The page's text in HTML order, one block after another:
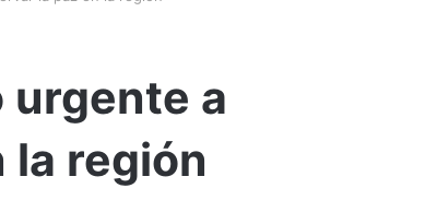
urgente a
la región